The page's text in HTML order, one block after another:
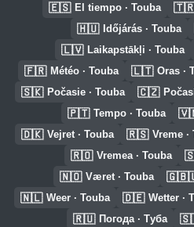
🇪🇸 El tiempo · Touba
🇭🇺 Időjárás · Touba
🇱🇻 Laikapstākļi · Touba
🇫🇷 Météo · Touba 🇱🇹 Oras ·
🇸🇰 Počasie · Touba 🇨🇿
🇵🇹 Tempo · Touba
🇩🇰 Vejret · Touba 🇷🇸 Vreme ·
🇷🇴 Vremea · Touba
🇳🇴 Været · Touba
🇳🇱 Weer · Touba 🇩🇪 Wetter ·
🇷🇺 Погода · Туба